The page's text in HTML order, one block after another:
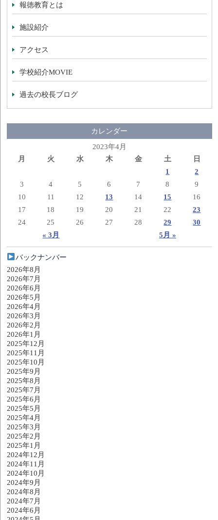
報徳教育とは
施設紹介
アクセス
学校紹介MOVIE
過去の校長ブログ
カレンダー
2023年4月
月
火 水 木 金 土 日
« 3月 5月 »
1
2
3
4 5 6 7 8
9
10
11 12 13 14 15
16
17
18 19 20 21 22
23
24
25 26 27 28 29 30
バックナンバー
2026年8月
2026年7月
2026年6月
2026年5月
2026年4月
2026年3月
2026年2月
2026年1月
2025年12月
2025年11月
2025年10月
2025年9月
2025年8月
2025年7月
2025年6月
2025年5月
2025年4月
2025年3月
2025年2月
2025年1月
2024年12月
2024年11月
2024年10月
2024年9月
2024年8月
2024年7月
2024年6月